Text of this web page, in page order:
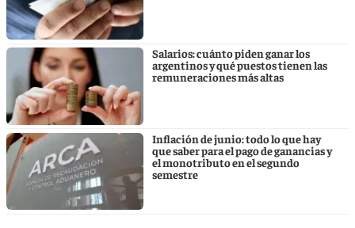
Salarios: cuánto piden ganar los
argentinos y qué puestos tienen las
remuneraciones más altas
Inflación de junio: todo lo que hay
que saber para el pago de ganancias y
el monotributo en el segundo
semestre